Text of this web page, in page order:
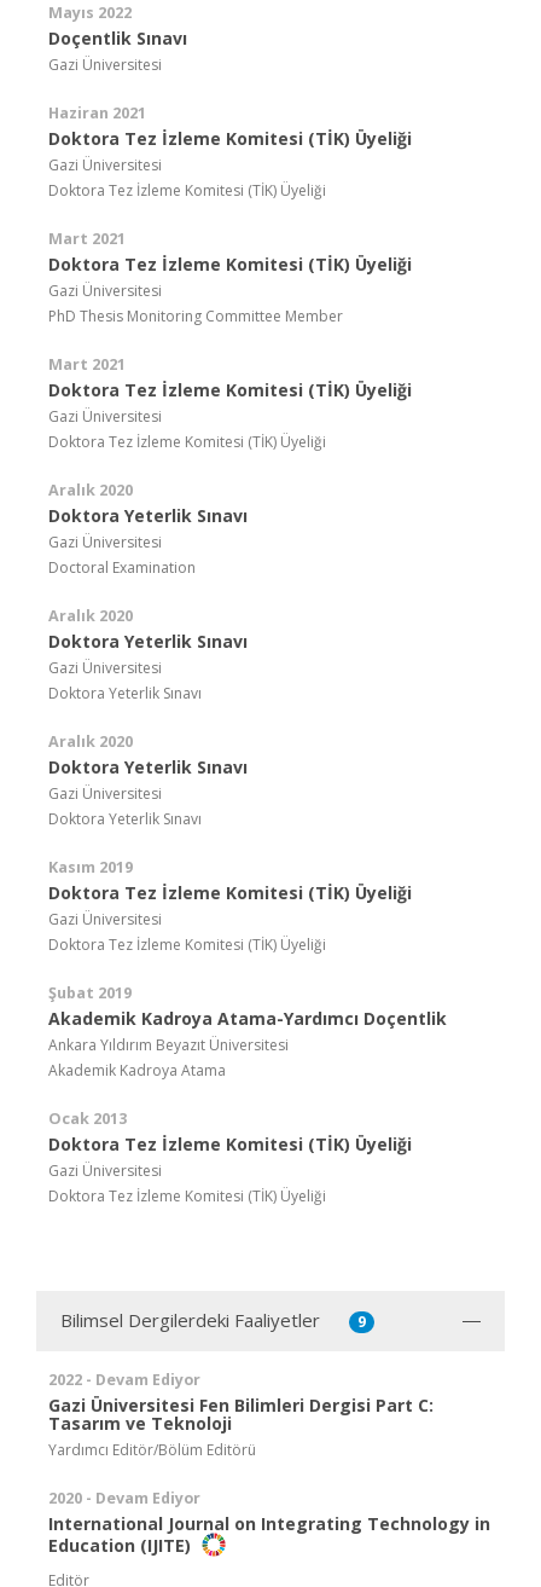
Mayıs 2022
Doçentlik Sınavı
Gazi Üniversitesi
Haziran 2021
Doktora Tez İzleme Komitesi (TİK) Üyeliği
Gazi Üniversitesi
Doktora Tez İzleme Komitesi (TİK) Üyeliği
Mart 2021
Doktora Tez İzleme Komitesi (TİK) Üyeliği
Gazi Üniversitesi
PhD Thesis Monitoring Committee Member
Mart 2021
Doktora Tez İzleme Komitesi (TİK) Üyeliği
Gazi Üniversitesi
Doktora Tez İzleme Komitesi (TİK) Üyeliği
Aralık 2020
Doktora Yeterlik Sınavı
Gazi Üniversitesi
Doctoral Examination
Aralık 2020
Doktora Yeterlik Sınavı
Gazi Üniversitesi
Doktora Yeterlik Sınavı
Aralık 2020
Doktora Yeterlik Sınavı
Gazi Üniversitesi
Doktora Yeterlik Sınavı
Kasım 2019
Doktora Tez İzleme Komitesi (TİK) Üyeliği
Gazi Üniversitesi
Doktora Tez İzleme Komitesi (TİK) Üyeliği
Şubat 2019
Akademik Kadroya Atama-Yardımcı Doçentlik
Ankara Yıldırım Beyazıt Üniversitesi
Akademik Kadroya Atama
Ocak 2013
Doktora Tez İzleme Komitesi (TİK) Üyeliği
Gazi Üniversitesi
Doktora Tez İzleme Komitesi (TİK) Üyeliği
Bilimsel Dergilerdeki Faaliyetler 9
2022 - Devam Ediyor
Gazi Üniversitesi Fen Bilimleri Dergisi Part C:
Tasarım ve Teknoloji
Yardımcı Editör/Bölüm Editörü
2020 - Devam Ediyor
International Journal on Integrating Technology in
Education (IJITE)
Editör